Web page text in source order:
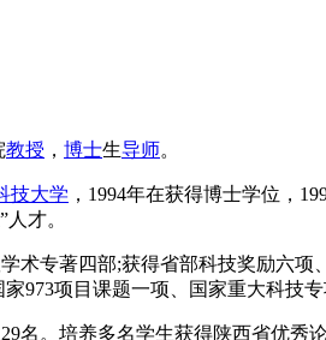
教授 ， 博士生导师。
技大学 ，1994年在获得博士学位，
才。
专著四部;获得省部科技奖励六项
973项目课题一项、国家重大科技
名。培养多名学生获得陕西省优秀